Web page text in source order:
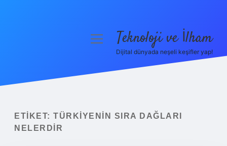
Yasal Uyarı
menüyüTeknoloji ve İlham
Dijital dünyada neşeli keşifler yap!
ETIKET: TÜRKIYENIN SIRA DAĞLARI
NELERDIR